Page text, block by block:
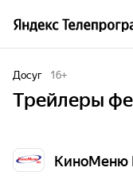
Досуг 16+
Трейлеры
КиноМеню